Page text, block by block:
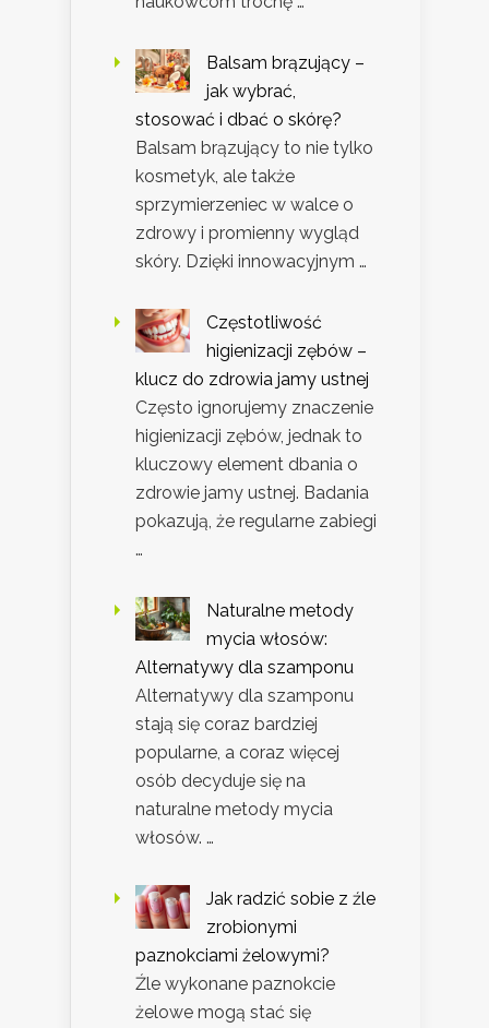
Balsam brązujący –
jak wybrać,
stosować i dbać o skórę?
Balsam brązujący to nie tylko
kosmetyk, ale także
sprzymierzeniec w walce o
zdrowy i promienny wygląd
skóry. Dzięki innowacyjnym …
Częstotliwość
higienizacji zębów –
klucz do zdrowia jamy ustnej
Często ignorujemy znaczenie
higienizacji zębów, jednak to
kluczowy element dbania o
zdrowie jamy ustnej. Badania
pokazują, że regularne zabiegi
…
Naturalne metody
mycia włosów:
Alternatywy dla szamponu
Alternatywy dla szamponu
stają się coraz bardziej
popularne, a coraz więcej
osób decyduje się na
naturalne metody mycia
włosów. …
Jak radzić sobie z źle
zrobionymi
paznokciami żelowymi?
Źle wykonane paznokcie
żelowe mogą stać się